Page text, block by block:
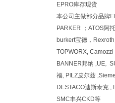
EPRO库存现货
本公司主做部分品牌
PARKER ；ATOS阿
burkert宝德，
TOPWORX,
BANNER邦纳 ,UE,
福, PILZ皮尔兹
DESTACO迪斯泰克
SMC丰兴CKD等